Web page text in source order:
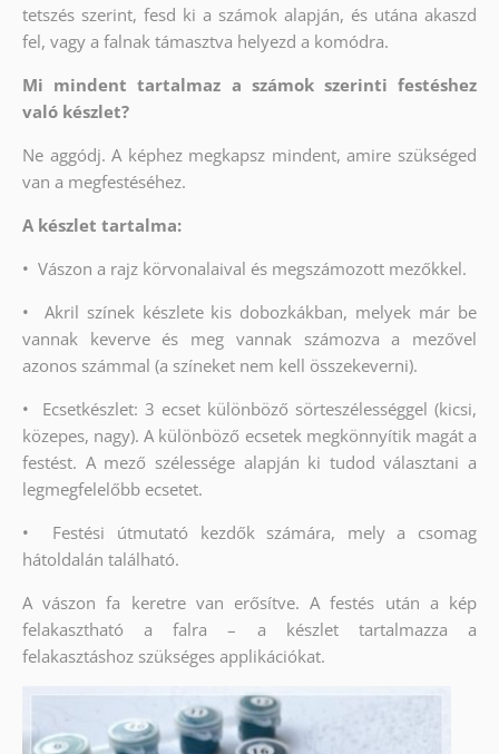
tetszés szerint, fesd ki a számok alapján, és utána akaszd
fel, vagy a falnak támasztva helyezd a komódra.
Mi mindent tartalmaz a számok szerinti festéshez
való készlet?
Ne aggódj. A képhez megkapsz mindent, amire szükséged
van a megfestéséhez.
A készlet tartalma:
• Vászon a rajz körvonalaival és megszámozott mezőkkel.
• Akril színek készlete kis dobozkákban, melyek már be
vannak keverve és meg vannak számozva a mezővel
azonos számmal (a színeket nem kell összekeverni).
• Ecsetkészlet: 3 ecset különböző sörteszélességgel (kicsi,
közepes, nagy). A különböző ecsetek megkönnyítik magát a
festést. A mező szélessége alapján ki tudod választani a
legmegfelelőbb ecsetet.
• Festési útmutató kezdők számára, mely a csomag
hátoldalán található.
A vászon fa keretre van erősítve. A festés után a kép
felakasztható a falra – a készlet tartalmazza a
felakasztáshoz szükséges applikációkat.